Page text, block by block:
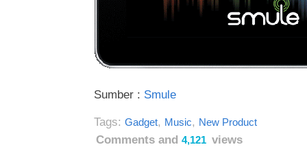
Sumber : Smule
Tags: Gadget, Music, New Product
Comments and 4,121 views